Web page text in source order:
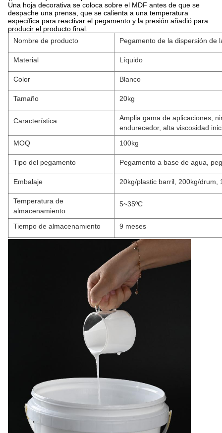
Una hoja decorativa se coloca sobre el MDF antes de que se
despache una prensa, que se calienta a una temperatura
específica para reactivar el pegamento y la presión añadió para
producir el producto final.
Nombre de producto
Pegamento de la dispersión de
Material Líquido
Color Blanco
Tamaño 20kg
Característica
Amplia gama de aplicaciones,
endurecedor, alta viscosidad
MOQ
100kg
Tipo del pegamento Pegamento a base de agua,
Embalaje 20kg/plastic barril, 200kg/drum,
Temperatura de
almacenamiento
5~35ºC
Tiempo de almacenamiento 9 meses